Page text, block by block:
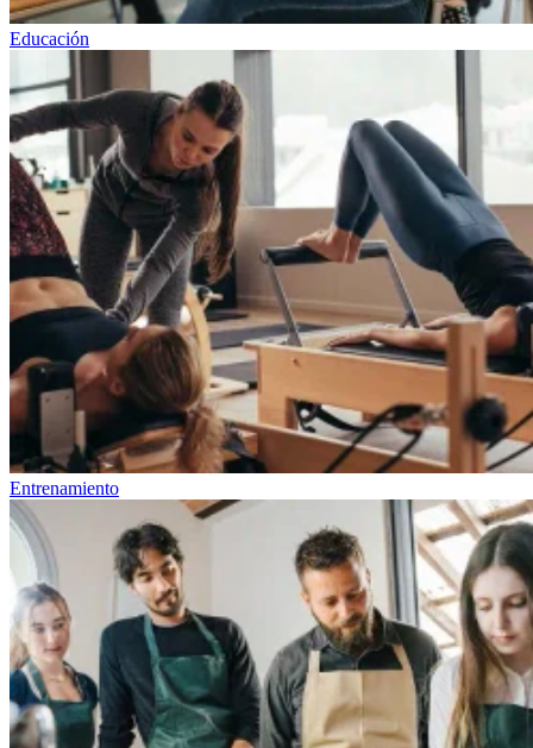
Educación
Entrenamiento